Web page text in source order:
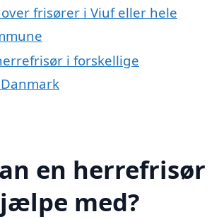
frisører i Viuf eller hele
i forskellige
en herrefrisør
med?